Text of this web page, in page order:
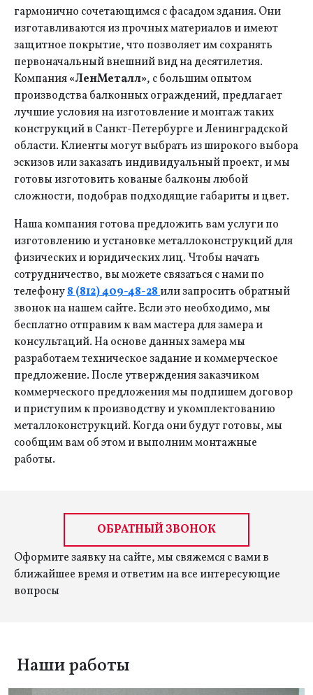
гармонично сочетающимся с фасадом здания. Они
изготавливаются из прочных материалов и имеют
защитное покрытие, что позволяет им сохранять
первоначальный внешний вид на десятилетия.
Компания«ЛенМеталл», с большим опытом
производства балконных ограждений, предлагает
лучшие условия на изготовление и монтаж таких
конструкций в Санкт-Петербурге и Ленинградской
области. Клиенты могут выбрать из широкого выбора
эскизов или заказать индивидуальный проект, и мы
готовы изготовить кованые балконы любой
сложности, подобрав подходящие габариты и цвет.
Наша компания готова предложить вам услуги по
изготовлению и установке металлоконструкций для
физических и юридических лиц. Чтобы начать
сотрудничество, вы можете связаться с нами по
телефону8 (812) 409-48-28или запросить обратный
звонок на нашем сайте. Если это необходимо, мы
бесплатно отправим к вам мастера для замера и
консультаций. На основе данных замера мы
разработаем техническое задание и коммерческое
предложение. После утверждения заказчиком
коммерческого предложения мы подпишем договор
и приступим к производству и укомплектованию
металлоконструкций. Когда они будут готовы, мы
сообщим вам об этом и выполним монтажные
работы.
ОБРАТНЫЙ ЗВОНОК
Оформите заявку на сайте, мы свяжемся с вами в
ближайшее время и ответим на все интересующие
вопросы
Наши работы